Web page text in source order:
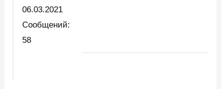
06.03.2021
Сообщений:
58